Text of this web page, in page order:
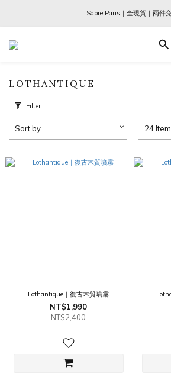
Ogata x 坂本龍一 ｜大師珍藏
Sabre Paris｜全現貨｜兩件
Ogata x 坂本龍一 ｜大師珍藏
LOTHANTIQUE
Filter
Sort by 24
Lothantique｜復古木質噴霧
NT$1,990
NT$2,400